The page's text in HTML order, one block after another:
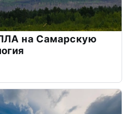
на Самарскую